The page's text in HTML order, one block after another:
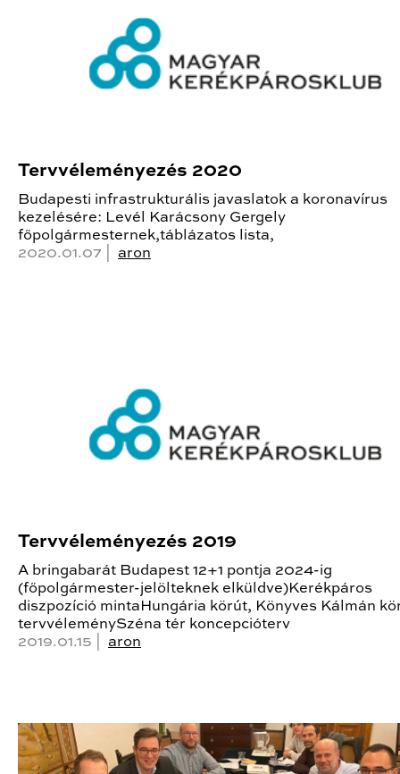
Tervvéleményezés 2020
Budapesti infrastrukturális javaslatok a koronavírus
kezelésére: Levél Karácsony Gergely
főpolgármesternek,táblázatos lista,
2020.01.07 | aron
Tervvéleményezés 2019
A bringabarát Budapest 12+1 pontja 2024-ig
(főpolgármester-jelölteknek elküldve)Kerékpáros
diszpozíció mintaHungária körút, Könyves Kálmán
tervvéleménySzéna tér koncepcióterv
2019.01.15 | aron